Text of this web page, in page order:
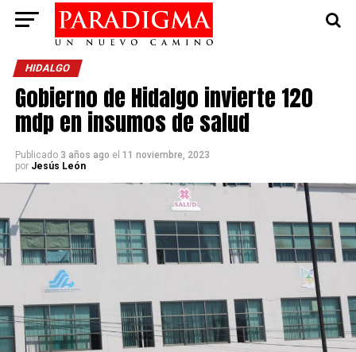
HIDALGO
Gobierno de Hidalgo invierte 120
mdp en insumos de salud
Publicado 3 años ago el 11 noviembre, 2023
por Jesús León